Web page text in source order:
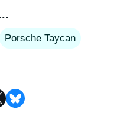
Porsche Taycan